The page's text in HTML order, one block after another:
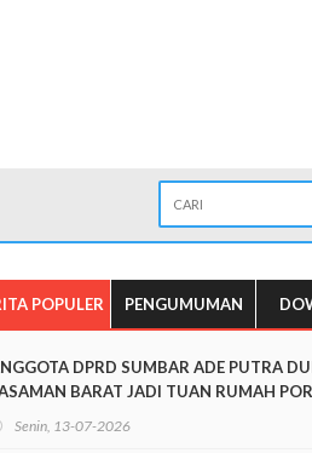
POPULER PENGUMUMAN
DPRD SUMBAR ADE PUTRA
BARAT JADI TUAN RUMAH
2026
Senin, 13-07-2026